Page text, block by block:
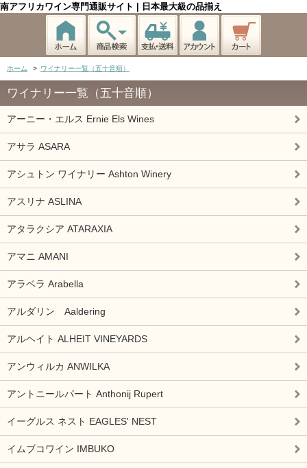
南アフリカワイン専門通販サイト | 日本最大級の品揃え
ホーム > ワイナリー一覧（五十音順）
ワイナリー一覧（五十音順）
アーニー・エルス Ernie Els Wines
アサラ ASARA
アシュトン ワイナリー Ashton Winery
アスリナ ASLINA
アタラクシア ATARAXIA
アマニ AMANI
アラベラ Arabella
アルダリン Aaldering
アルヘイト ALHEIT VINEYARDS
アンウィルカ ANWILKA
アントニールパート Anthonij Rupert
イーグルス ネスト EAGLES' NEST
イムブコワイン IMBUKO